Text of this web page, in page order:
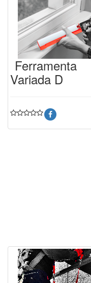
Ferramenta
Variada D